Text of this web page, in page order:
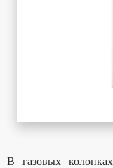
В газовых